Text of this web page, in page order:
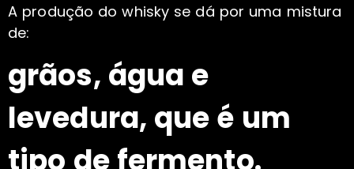
A produção do whisky se dá por uma mistura
de:
grãos, água e
levedura, que é um
tipo de fermento.